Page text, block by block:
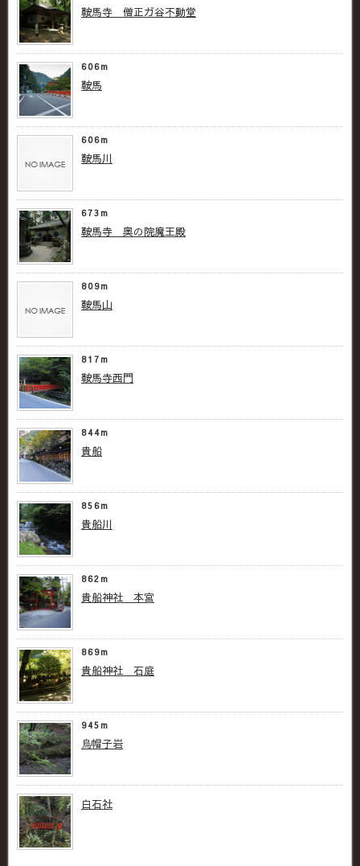
鞍馬寺 僧正ガ谷不動堂
606m
鞍馬
606m
鞍馬川
673m
鞍馬寺 奥の院魔王殿
809m
鞍馬山
817m
鞍馬寺西門
844m
貴船
856m
貴船川
862m
貴船神社 本宮
869m
貴船神社 石庭
945m
烏帽子岩
白石社